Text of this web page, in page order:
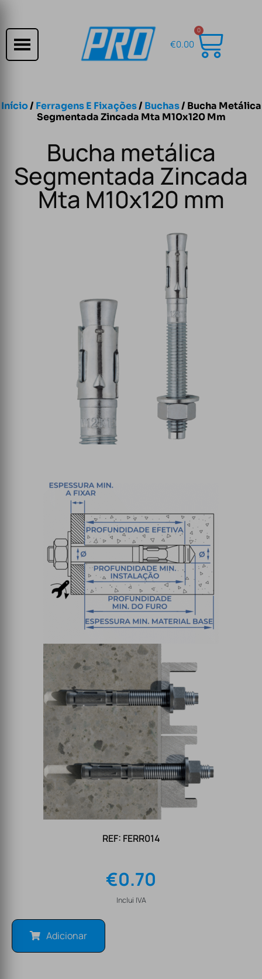
€0.00
0
Início/ Ferragens E Fixações/ Buchas/ Bucha Metálica
Segmentada Zincada Mta M10x120 Mm
Bucha metálica
Segmentada Zincada
Mta M10x120 mm
REF: FERR014
€0.70
Inclui IVA
Adicionar